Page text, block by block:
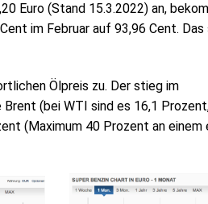
Euro (Stand 15.3.2022) an,
im Februar auf 93,96 Cent. Das
Ölpreis zu. Der stieg im
(bei WTI sind es 16,1
(Maximum 40 Prozent an einem